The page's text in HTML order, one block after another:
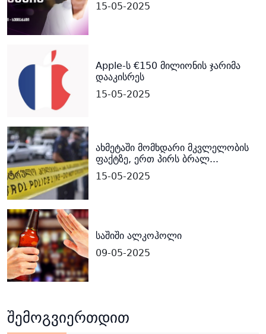
15-05-2025
Apple-ს €150 მილიონის ჯარიმა
დააკისრეს
15-05-2025
ახმეტაში მომხდარი მკვლელობის
ფაქტზე, ერთ პირს ბრალ...
15-05-2025
საშიში ალკოჰოლი
09-05-2025
შემოგვიერთდით